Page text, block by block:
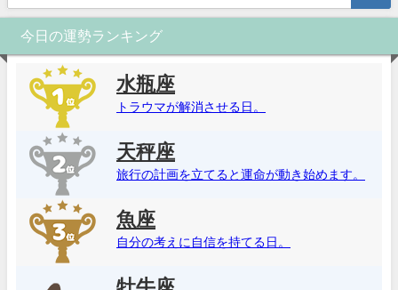
今日の運勢ランキング
水瓶座
トラウマが解消させる日。
天秤座
旅行の計画を立てると運命が動き始めます。
魚座
自分の考えに自信を持てる日。